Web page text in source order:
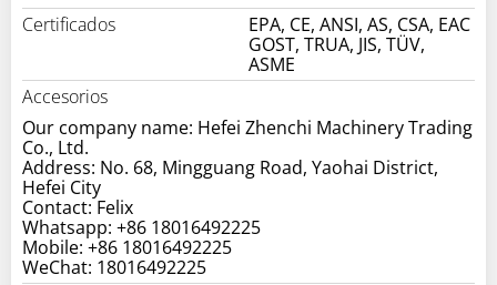
Certificados
EPA, CE, ANSI, AS, CSA, EAC
GOST, TRUA, JIS, TÜV,
ASME
Accesorios
Our company name: Hefei Zhenchi Machinery Trading
Co., Ltd.
Address: No. 68, Mingguang Road, Yaohai District,
Hefei City
Contact: Felix
Whatsapp: +86 18016492225
Mobile: +86 18016492225
WeChat: 18016492225